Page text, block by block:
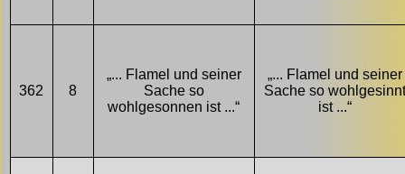
362 8
„... Flamel und seiner
Sache so
wohlgesonnen ist ...“
„... Flamel und seiner
Sache so wohlgesinnt
ist ...“